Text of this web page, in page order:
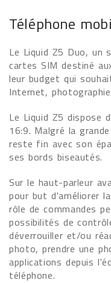
Téléphone
Le Liquid Z5 Duo, un
cartes SIM destiné
leur budget qui
Internet,
Le Liquid Z5 dispose
16:9. Malgré la
reste fin avec son
ses bords biseautés.
Sur le haut-parleur
pour but d'améliorer
rôle de commandes
possibilités de
déverrouiller et/ou
photo, prendre une
applications depuis
téléphone.